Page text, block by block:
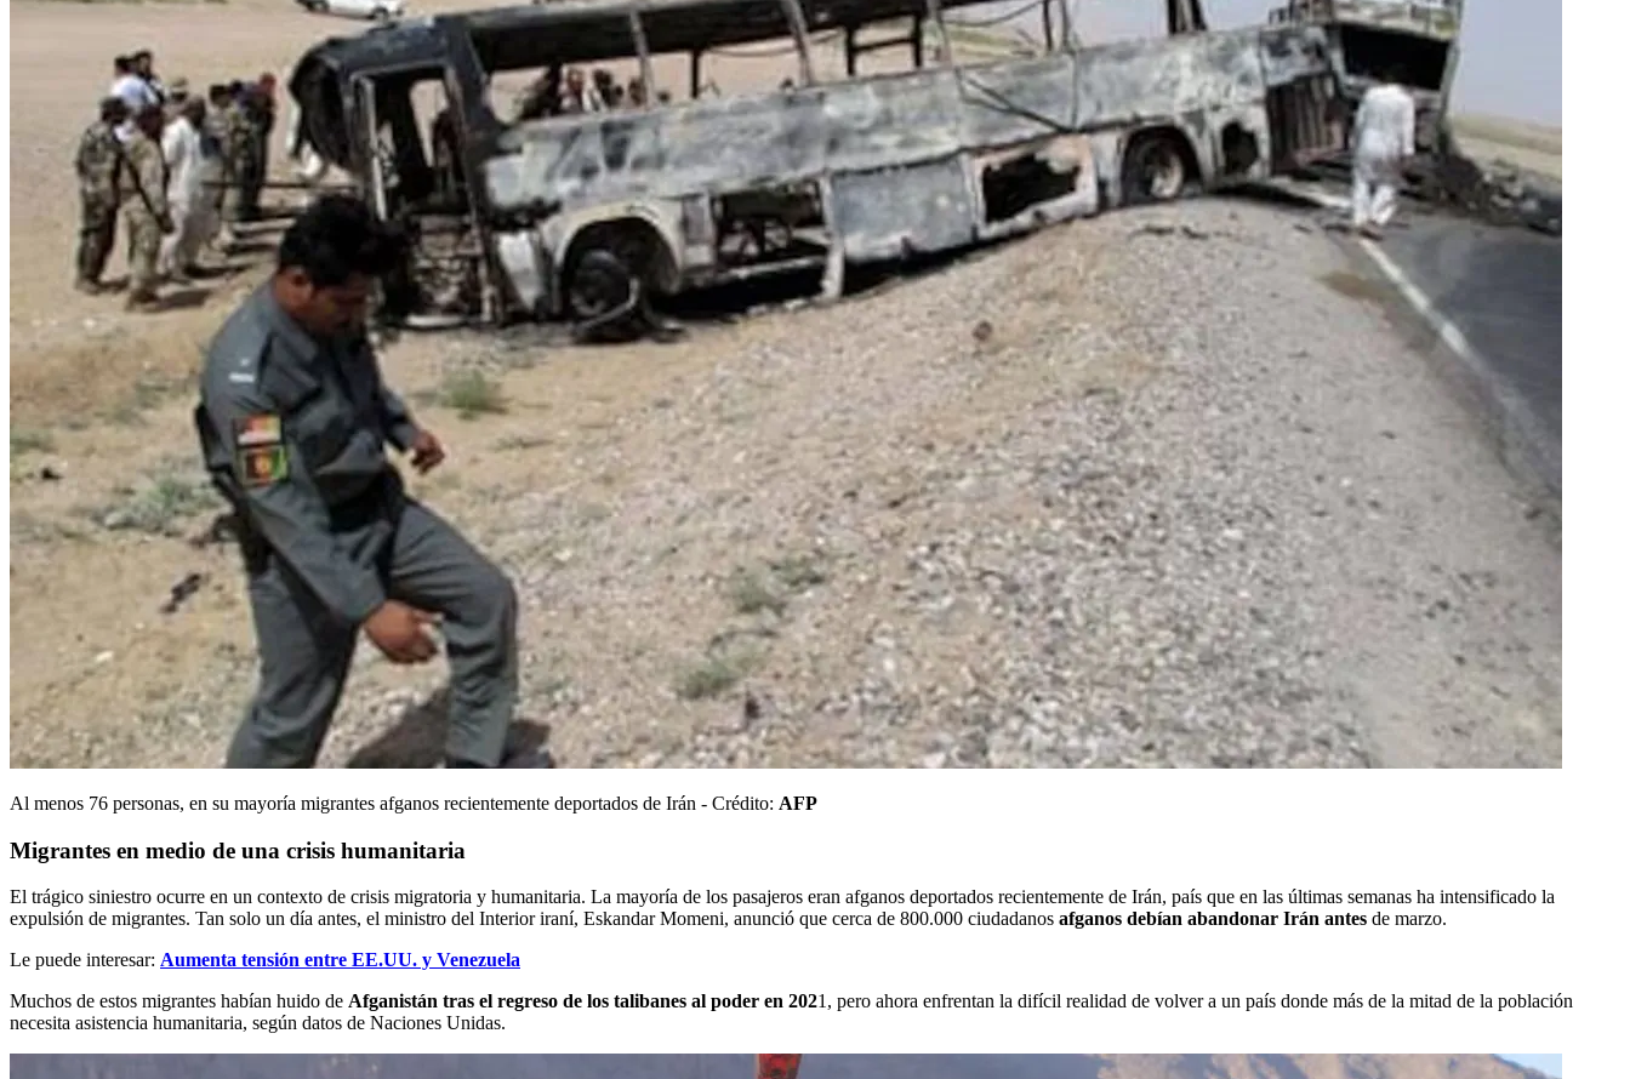
Al menos 76 personas, en su mayoría migrantes afganos recientemente deportados de Irán - Crédito: AFP
Migrantes en medio de una crisis humanitaria
El trágico siniestro ocurre en un contexto de crisis migratoria y humanitaria. La mayoría de los pasajeros eran afganos deportados recientemente de Irán, país que en las últimas semanas ha intensificado la
expulsión de migrantes. Tan solo un día antes, el ministro del Interior iraní, Eskandar Momeni, anunció que cerca de 800.000 ciudadanos afganos debían abandonar Irán antes de marzo.
Le puede interesar: Aumenta tensión entre EE.UU. y Venezuela
Muchos de estos migrantes habían huido de Afganistán tras el regreso de los talibanes al poder en 2021, pero ahora enfrentan la difícil realidad de volver a un país donde más de la mitad de la población
necesita asistencia humanitaria, según datos de Naciones Unidas.